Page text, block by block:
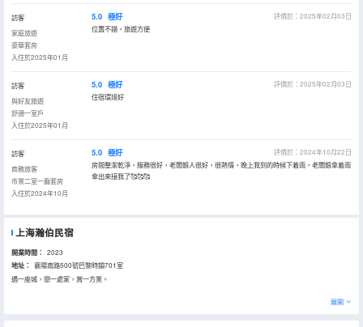
訪客
家庭旅遊
豪華套房
入住於2025年01月
5.0 極好
評價於：2025年02月03日
位置不錯，旅遊方便
訪客
與好友旅遊
舒適一室戶
入住於2025年01月
5.0 極好
評價於：2025年02月03日
住宿環境好
訪客
商務旅客
市景二室一廳套房
入住於2024年10月
5.0 極好
評價於：2024年10月22日
房間整潔乾淨，服務很好，老闆娘人很好，很熱情，晚上我到的時候下着雨，老闆娘拿着雨
傘出來接我了🥰🥰🥰
上海瀚伯民宿
開業時間： 2023
地址：
襄陽南路500號巴黎時韻701室
遇一座城，戀一處家，賞一方景。
展開